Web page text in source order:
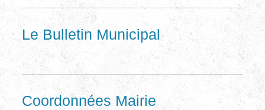
Le Bulletin Municipal
Coordonnées Mairie